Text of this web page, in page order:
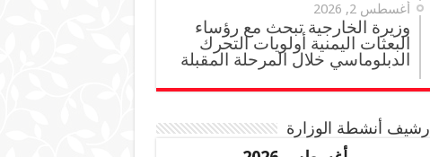
أغسطس 2, 2026
وزيرة الخارجية تبحث مع رؤساء
البعثات اليمنية أولويات التحرك
الدبلوماسي خلال المرحلة المقبلة
أرشيف أنشطة الوزارة